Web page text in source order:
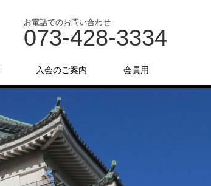
お電話でのお問い合わせ
073-428-3334
入会のご案内 会員用